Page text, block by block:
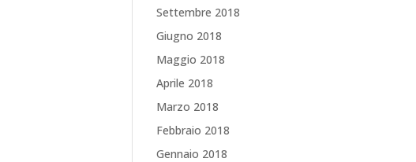
Settembre 2018
Giugno 2018
Maggio 2018
Aprile 2018
Marzo 2018
Febbraio 2018
Gennaio 2018